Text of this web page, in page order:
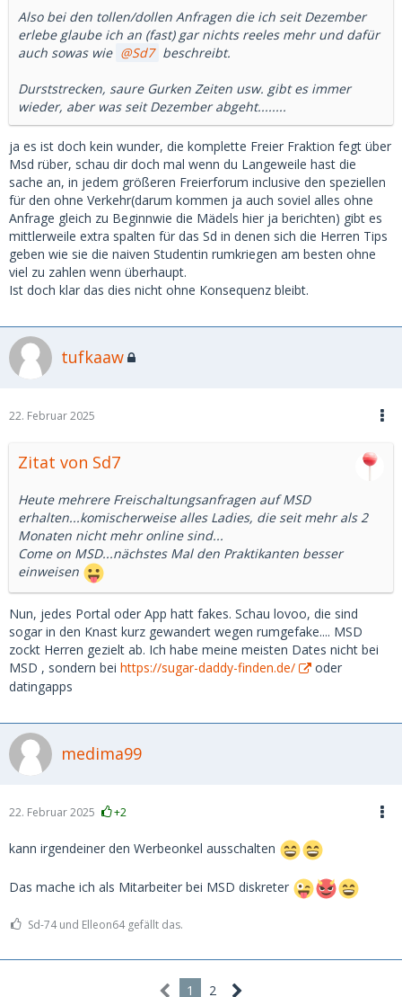
Also bei den tollen/dollen Anfragen die ich seit Dezember
erlebe glaube ich an (fast) gar nichts reeles mehr und dafür
auch sowas wie
Sd7 beschreibt.
Durststrecken, saure Gurken Zeiten usw. gibt es immer
wieder, aber was seit Dezember abgeht........
ja es ist doch kein wunder, die komplette Freier Fraktion fegt über
Msd rüber, schau dir doch mal wenn du Langeweile hast die
sache an, in jedem größeren Freierforum inclusive den speziellen
für den ohne Verkehr(darum kommen ja auch soviel alles ohne
Anfrage gleich zu Beginnwie die Mädels hier ja berichten) gibt es
mittlerweile extra spalten für das Sd in denen sich die Herren Tips
geben wie sie die naiven Studentin rumkriegen am besten ohne
viel zu zahlen wenn überhaupt.
Ist doch klar das dies nicht ohne Konsequenz bleibt.
tufkaaw
22. Februar 2025
Zitat von Sd7
Heute mehrere Freischaltungsanfragen auf MSD
erhalten...komischerweise alles Ladies, die seit mehr als 2
Monaten nicht mehr online sind...
Come on MSD...nächstes Mal den Praktikanten besser
einweisen
Nun, jedes Portal oder App hatt fakes. Schau lovoo, die sind
sogar in den Knast kurz gewandert wegen rumgefake.... MSD
zockt Herren gezielt ab. Ich habe meine meisten Dates nicht bei
MSD , sondern bei https://sugar-daddy-finden.de/
oder
datingapps
medima99
22. Februar 2025 +2
kann irgendeiner den Werbeonkel ausschalten
Das mache ich als Mitarbeiter bei MSD diskreter
Sd-74 und Elleon64 gefällt das.
1 2